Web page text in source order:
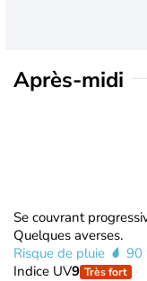
Après-midi
Se couvrant
Quelques averses.
Risque de pluie
90
Indice UV9 Très fort